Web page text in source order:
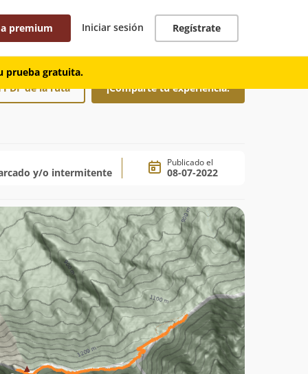
premium Iniciar sesión Regístrate
prueba gratuita.
PDF de la ruta ¡Comparte tu experiencia!
y/o intermitente
Publicado el
08-07-2022